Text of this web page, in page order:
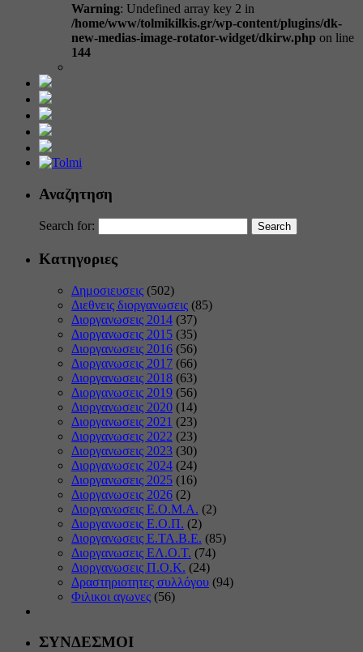
Warning: Undefined array key 2 in
/home/www/tolmikilkis.gr/wp-content/plugins/dk-
new-medias-image-rotator-widget/dkirw.php on line
144
Αναζητηση
Search for:
Κατηγοριες
Δημοσιευσεις (502)
Διεθνεις διοργανωσεις (85)
Διοργανωσεις 2014 (37)
Διοργανωσεις 2015 (35)
Διοργανωσεις 2016 (56)
Διοργανωσεις 2017 (66)
Διοργανωσεις 2018 (63)
Διοργανωσεις 2019 (56)
Διοργανωσεις 2020 (14)
Διοργανωσεις 2021 (23)
Διοργανωσεις 2022 (23)
Διοργανωσεις 2023 (30)
Διοργανωσεις 2024 (24)
Διοργανωσεις 2025 (16)
Διοργανωσεις 2026 (2)
Διοργανωσεις Ε.Ο.Μ.Α. (2)
Διοργανωσεις Ε.Ο.Π. (2)
Διοργανωσεις Ε.ΤΑ.Β.Ε. (85)
Διοργανωσεις ΕΛ.Ο.Τ. (74)
Διοργανωσεις Π.Ο.Κ. (24)
Δραστηριοτητες συλλόγου (94)
Φιλικοι αγωνες (56)
ΣΥΝΔΕΣΜΟΙ